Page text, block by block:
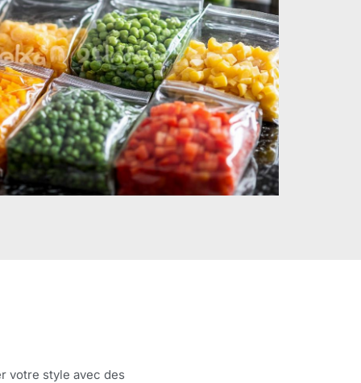
votre style avec des